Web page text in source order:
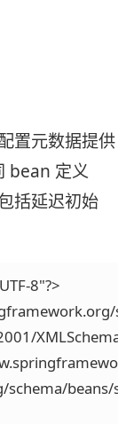
置元数据提供
bean 定义
括延迟初始
8"?>
2001/XMLSchema-
schema/beans/